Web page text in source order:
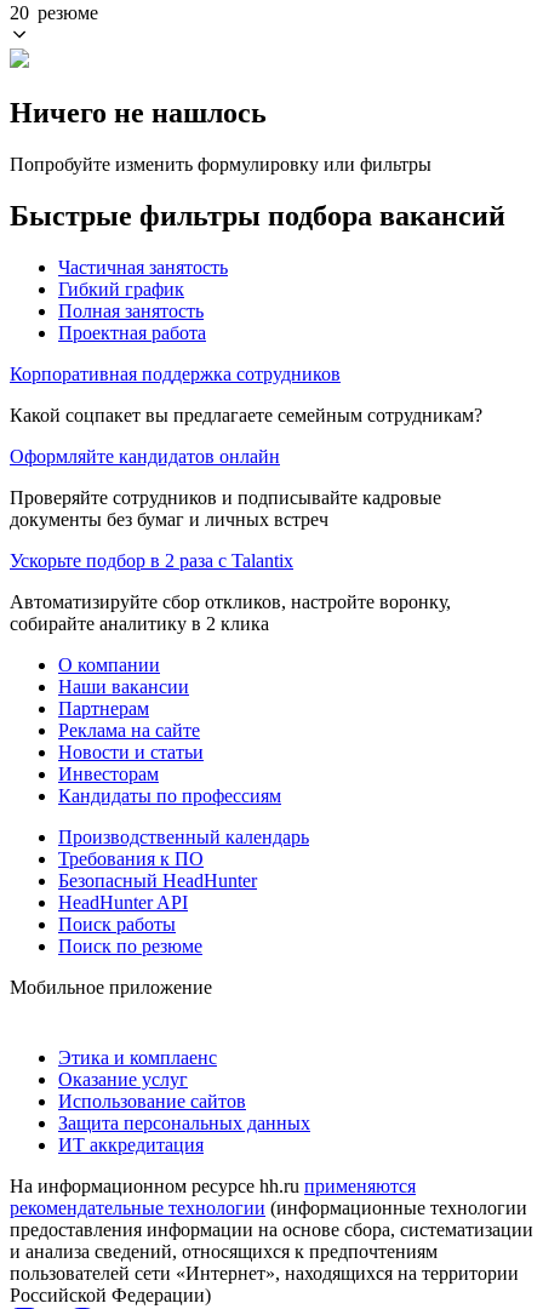
20 резюме
Ничего не нашлось
Попробуйте изменить формулировку или фильтры
Быстрые фильтры подбора вакансий
Частичная занятость
Гибкий график
Полная занятость
Проектная работа
Корпоративная поддержка сотрудников
Какой соцпакет вы предлагаете семейным сотрудникам?
Оформляйте кандидатов онлайн
Проверяйте сотрудников и подписывайте кадровые
документы без бумаг и личных встреч
Ускорьте подбор в 2 раза с Talantix
Автоматизируйте сбор откликов, настройте воронку,
собирайте аналитику в 2 клика
О компании
Наши вакансии
Партнерам
Реклама на сайте
Новости и статьи
Инвесторам
Кандидаты по профессиям
Производственный календарь
Требования к ПО
Безопасный HeadHunter
HeadHunter API
Поиск работы
Поиск по резюме
Мобильное приложение
Этика и комплаенс
Оказание услуг
Использование сайтов
Защита персональных данных
ИТ аккредитация
На информационном ресурсе hh.ru применяются
рекомендательные технологии (информационные технологии
предоставления информации на основе сбора, систематизации
и анализа сведений, относящихся к предпочтениям
пользователей сети «Интернет», находящихся на территории
Российской Федерации)